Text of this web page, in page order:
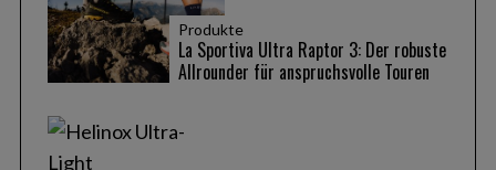
Produkte
La Sportiva Ultra Raptor 3: Der robuste
Allrounder für anspruchsvolle Touren